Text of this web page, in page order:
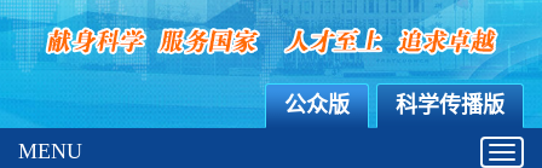
科学传播版
公众版
MENU